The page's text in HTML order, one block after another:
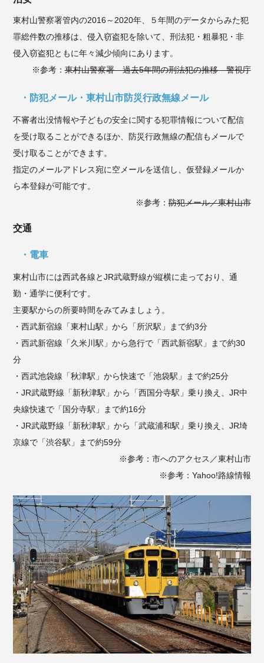
東村山警察署管内の2016～2020年、５年間のデータからみた犯
罪総件数の推移は、侵入窃盗犯を除いて、刑法犯・粗暴犯・非
侵入窃盗犯ともに年々減少傾向にあります。
※参考：東村山警察署 過去5年間の刑法犯の推移 警視庁
防犯メール・東村山市防災行政無線メール
不審者出没情報や子どもの安全に関する犯罪情報について配信
を受け取ることができるほか、防災行政無線の配信もメールで
受け取ることができます。
指定のメールアドレス宛に空メールを送信し、仮登録メールか
ら本登録が可能です。
※参考：防犯メール／東村山市
交通
電車
東村山市には西武各線とJR武蔵野線が縦横に走っており、通
勤・通学に便利です。
主要駅からの所要時間をみてみましょう。
・西武新宿線「東村山駅」から「所沢駅」まで約3分
・西武新宿線「久米川駅」から急行で「西武新宿駅」まで約30
分
・西武池袋線「秋津駅」から快速で「池袋駅」まで約25分
・JR武蔵野線「新秋津駅」から「西国分寺駅」乗り換え、JR中
央線快速で「国分寺駅」まで約16分
・JR武蔵野線「新秋津駅」から「武蔵浦和駅」乗り換え、JR埼
京線で「渋谷駅」まで約59分
※参考： 市へのアクセス／東村山市
※参考： Yahoo!路線情報